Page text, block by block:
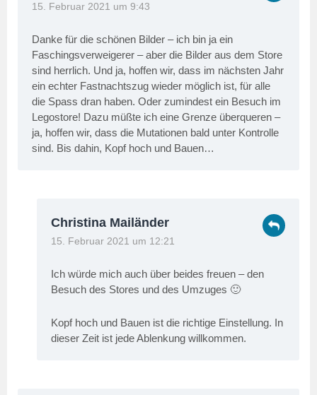
15. Februar 2021 um 9:43
Danke für die schönen Bilder – ich bin ja ein
Faschingsverweigerer – aber die Bilder aus dem Store
sind herrlich. Und ja, hoffen wir, dass im nächsten Jahr
ein echter Fastnachtszug wieder möglich ist, für alle
die Spass dran haben. Oder zumindest ein Besuch im
Legostore! Dazu müßte ich eine Grenze überqueren –
ja, hoffen wir, dass die Mutationen bald unter Kontrolle
sind. Bis dahin, Kopf hoch und Bauen…
Christina Mailänder
15. Februar 2021 um 12:21
Ich würde mich auch über beides freuen – den
Besuch des Stores und des Umzuges 🙂
Kopf hoch und Bauen ist die richtige Einstellung. In
dieser Zeit ist jede Ablenkung willkommen.